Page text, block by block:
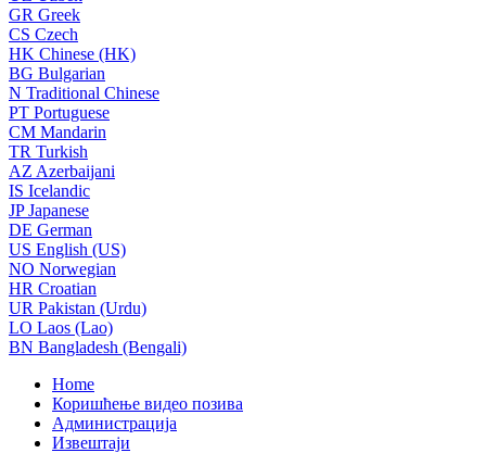
GR Greek
CS Czech
HK Chinese (HK)
BG Bulgarian
N Traditional Chinese
PT Portuguese
CM Mandarin
TR Turkish
AZ Azerbaijani
IS Icelandic
JPJapanese
DE German
US English (US)
NO Norwegian
HR Croatian
UR Pakistan (Urdu)
LO Laos (Lao)
BN Bangladesh (Bengali)
Home
Коришћење видео позива
Администрација
Извештаји